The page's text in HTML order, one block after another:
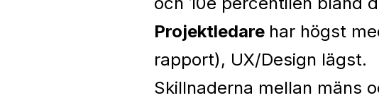
Projektledare har högst
rapport), UX/Design lägst.
Skillnaderna mellan mäns